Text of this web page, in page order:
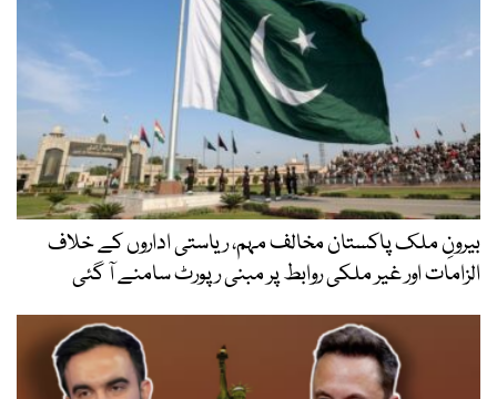
بیرونِ ملک پاکستان مخالف مہم، ریاستی اداروں کے خلاف
الزامات اور غیر ملکی روابط پر مبنی رپورٹ سامنے آ گئی